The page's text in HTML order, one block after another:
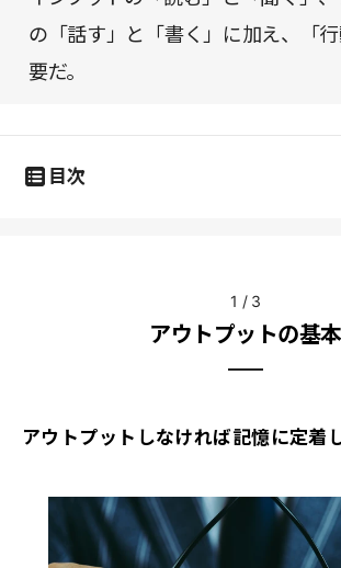
の「話す」と「書く」に加え、「
要だ。
目次
1 / 3
アウトプットの基本
アウトプットしなければ記憶に定着